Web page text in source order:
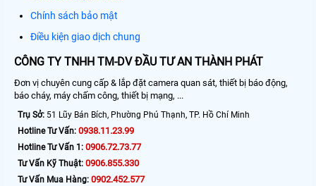
Chính sách bảo mật
Điều kiện giao dịch chung
CÔNG TY TNHH TM-DV ĐẦU TƯ AN THÀNH PHÁT
Đơn vị chuyên cung cấp & lắp đặt camera quan sát, thiết bị báo động,
báo cháy, máy chấm công, thiết bị mạng, ...
Trụ Sở: 51 Lũy Bán Bích, Phường Phú Thạnh, TP. Hồ Chí Minh
Hotline Tư Vấn: 0938.11.23.99
Hotline Tư Vấn 1: 0906.72.73.77
Tư Vấn Kỹ Thuật: 0906.855.330
Tư Vấn Mua Hàng: 0902.452.577